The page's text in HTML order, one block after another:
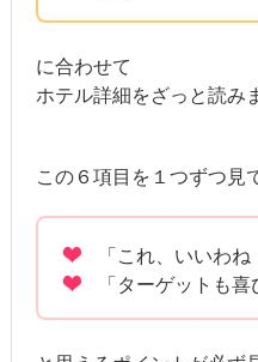
に合わせて
ホテル詳細をざっと読み
この６項目を１つずつ見
「これ、いいわね
「ターゲットも喜